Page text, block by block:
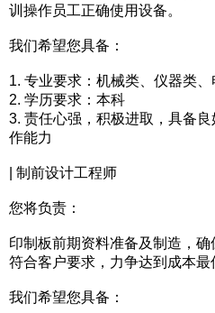
训操作员工正确使用设备。
我们希望您具备：
1. 专业要求：机械类、仪器类
2. 学历要求：本科
3. 责任心强，积极进取，具备
作能力
| 制前设计工程师
您将负责：
印制板前期资料准备及制造，
符合客户要求，力争达到成本最
我们希望您具备：